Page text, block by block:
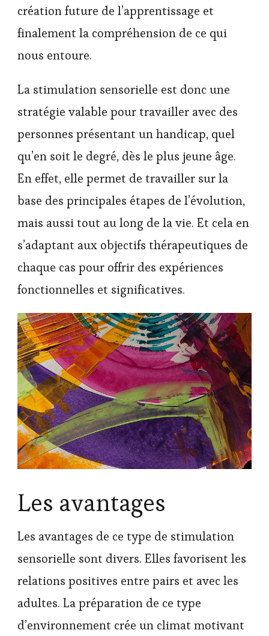
création future de l’apprentissage et
finalement la compréhension de ce qui
nous entoure.
La stimulation sensorielle est donc une
stratégie valable pour travailler avec des
personnes présentant un handicap, quel
qu’en soit le degré, dès le plus jeune âge.
En effet, elle permet de travailler sur la
base des principales étapes de l’évolution,
mais aussi tout au long de la vie. Et cela en
s’adaptant aux objectifs thérapeutiques de
chaque cas pour offrir des expériences
fonctionnelles et significatives.
Les avantages
Les avantages de ce type de stimulation
sensorielle sont divers. Elles favorisent les
relations positives entre pairs et avec les
adultes. La préparation de ce type
d’environnement crée un climat motivant